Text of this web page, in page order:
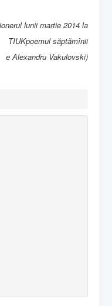
lunii martie 2014 la
TIUKpoemul săptămînii
e Alexandru Vakulovski)